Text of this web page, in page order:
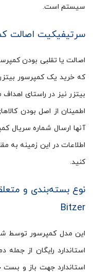
سیستم است.
سرتیفیکیت اصالت
اصالت یا تقلبی بودن
بیتزر نیز در راستای
اطمینان از اصل بودن
آن­ها ارسال شماره سریال
اطلاعات در این زمینه به
کنید.
Bitzer
این مدل کمپرسور توسط
استاندارد جهت باز و